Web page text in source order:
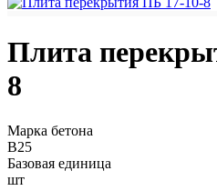
Плита
8
Марка бетона
B25
Базовая единица
шт